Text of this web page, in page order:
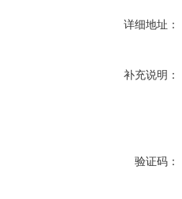
详细地址：
补充说明：
验证码：